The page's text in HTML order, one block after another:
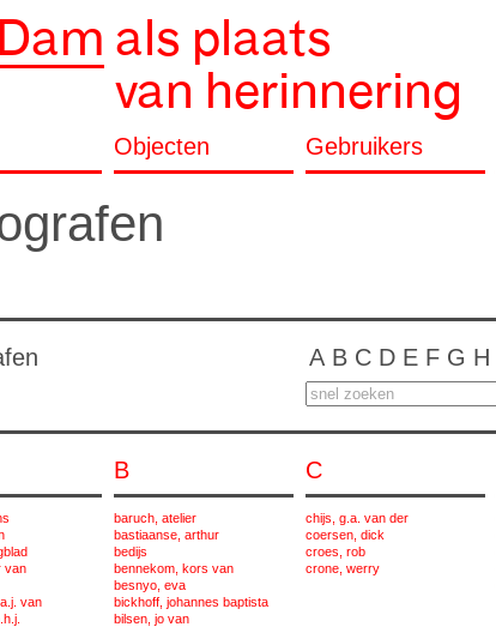
als plaats
van herinnering
Objecten Gebruikers
A B C D E F G H
van
van
B
baruch, atelier
bastiaanse, arthur
bedijs
bennekom, kors van
besnyo, eva
bickhoff, johannes baptista
bilsen, jo van
C
chijs, g.a. van der
coersen, dick
croes, rob
crone, werry